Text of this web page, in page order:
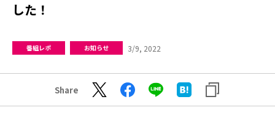
した！
番組レポ お知らせ 3/9, 2022
Share